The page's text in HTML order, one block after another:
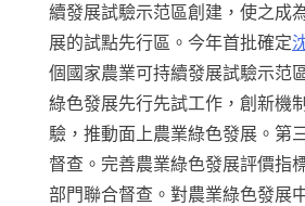
續發展試驗示范區創建，使之成
展的試點先行區。今年首批確定
個國家農業可持續發展試驗示范
綠色發展先行先試工作，創新機
驗，推動面上農業綠色發展。第
督查。完善農業綠色發展評價指
部門聯合督查。對農業綠色發展